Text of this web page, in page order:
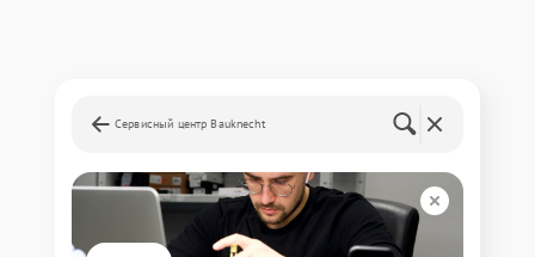
Сервисный центр Bauknecht